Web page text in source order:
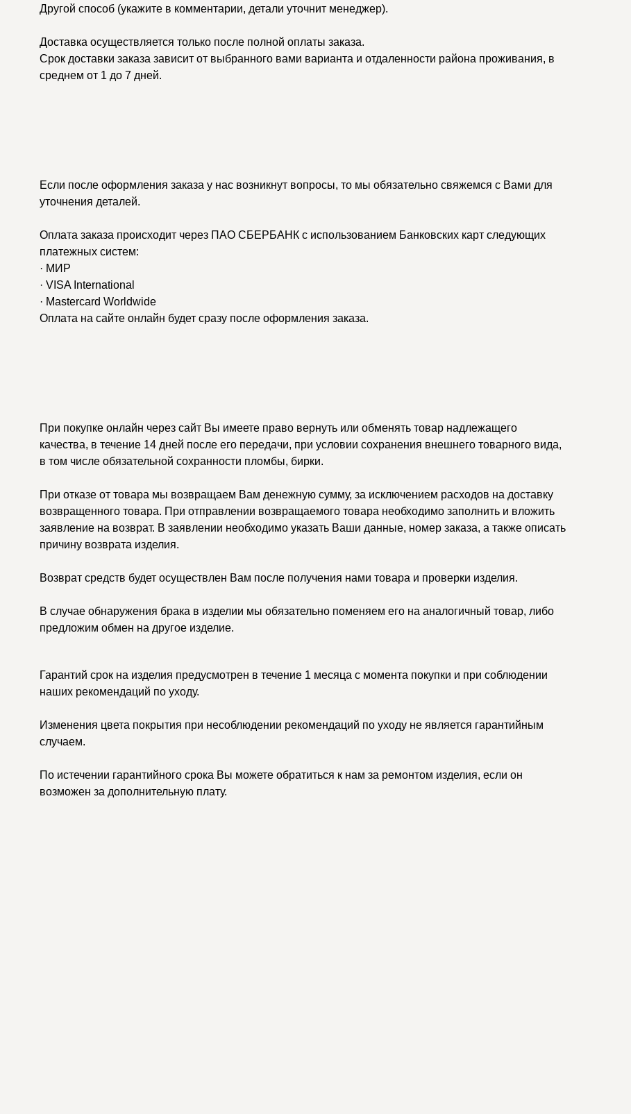
Другой способ (укажите в комментарии, детали уточнит менеджер).
Доставка осуществляется только после полной оплаты заказа.
Срок доставки заказа зависит от выбранного вами варианта и отдаленности района проживания, в
среднем от 1 до 7 дней.
Если после оформления заказа у нас возникнут вопросы, то мы обязательно свяжемся с Вами для
уточнения деталей.
Оплата заказа происходит через ПАО СБЕРБАНК с использованием Банковских карт следующих
платежных систем:
· МИР
· VISA International
· Mastercard Worldwide
Оплата на сайте онлайн будет сразу после оформления заказа.
При покупке онлайн через сайт Вы имеете право вернуть или обменять товар надлежащего
качества, в течение 14 дней после его передачи, при условии сохранения внешнего товарного вида,
в том числе обязательной сохранности пломбы, бирки.
При отказе от товара мы возвращаем Вам денежную сумму, за исключением расходов на доставку
возвращенного товара. При отправлении возвращаемого товара необходимо заполнить и вложить
заявление на возврат. В заявлении необходимо указать Ваши данные, номер заказа, а также описать
причину возврата изделия.
Возврат средств будет осуществлен Вам после получения нами товара и проверки изделия.
В случае обнаружения брака в изделии мы обязательно поменяем его на аналогичный товар, либо
предложим обмен на другое изделие.
Гарантий срок на изделия предусмотрен в течение 1 месяца с момента покупки и при соблюдении
наших рекомендаций по уходу.
Изменения цвета покрытия при несоблюдении рекомендаций по уходу не является гарантийным
случаем.
По истечении гарантийного срока Вы можете обратиться к нам за ремонтом изделия, если он
возможен за дополнительную плату.